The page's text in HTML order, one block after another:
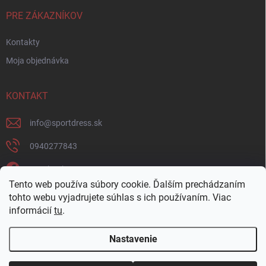
Tento web používa súbory cookie. Ďalším prechádzaním
tohto webu vyjadrujete súhlas s ich používaním. Viac
informácií tu.
Nastavenie
PRE ZÁKAZNÍKOV
Kontakty
Moja objednávka
KONTAKT
info@sportdress.sk
0940277843
Facebook
sportdresssk
0940277843